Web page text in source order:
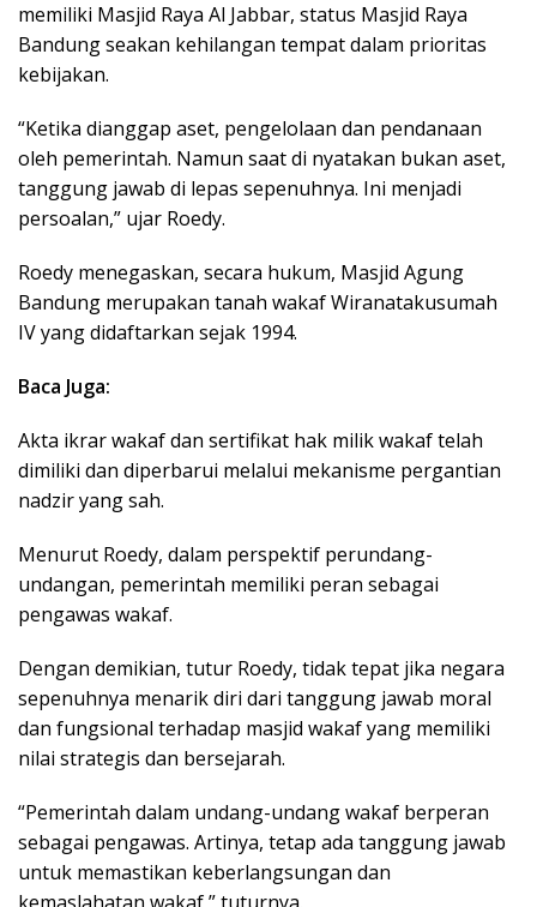
memiliki Masjid Raya Al Jabbar, status Masjid Raya
Bandung seakan kehilangan tempat dalam prioritas
kebijakan.
“Ketika dianggap aset, pengelolaan dan pendanaan
oleh pemerintah. Namun saat di nyatakan bukan aset,
tanggung jawab di lepas sepenuhnya. Ini menjadi
persoalan,” ujar Roedy.
Roedy menegaskan, secara hukum, Masjid Agung
Bandung merupakan tanah wakaf Wiranatakusumah
IV yang didaftarkan sejak 1994.
Baca Juga:
Akta ikrar wakaf dan sertifikat hak milik wakaf telah
dimiliki dan diperbarui melalui mekanisme pergantian
nadzir yang sah.
Menurut Roedy, dalam perspektif perundang-
undangan, pemerintah memiliki peran sebagai
pengawas wakaf.
Dengan demikian, tutur Roedy, tidak tepat jika negara
sepenuhnya menarik diri dari tanggung jawab moral
dan fungsional terhadap masjid wakaf yang memiliki
nilai strategis dan bersejarah.
“Pemerintah dalam undang-undang wakaf berperan
sebagai pengawas. Artinya, tetap ada tanggung jawab
untuk memastikan keberlangsungan dan